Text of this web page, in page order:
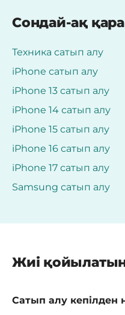
Сондай-ақ
Техника сатып алу
iPhone сатып алу
iPhone 13 сатып алу
iPhone 14 сатып алу
iPhone 15 сатып алу
iPhone 16 сатып алу
iPhone 17 сатып алу
Samsung сатып алу
Жиі
Сатып алу кепілден